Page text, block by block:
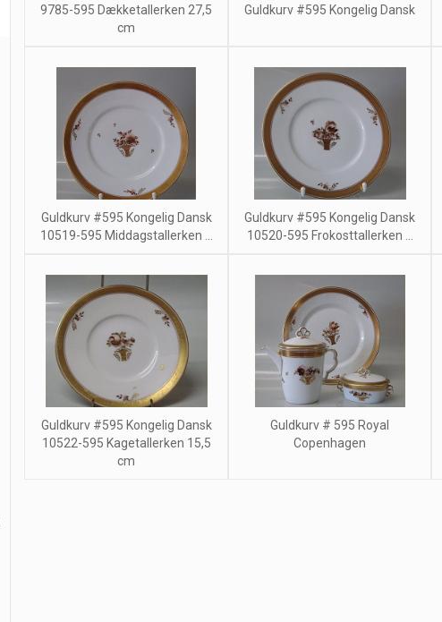
9785-595 Dækketallerken 27,5
cm
Guldkurv #595 Kongelig Dansk
Guldkurv #595 Kongelig Dansk
10519-595 Middagstallerken ...
Guldkurv #595 Kongelig Dansk
10520-595 Frokosttallerken ...
Guldkurv #595 Kongelig Dansk
10522-595 Kagetallerken 15,5
cm
Guldkurv # 595 Royal
Copenhagen